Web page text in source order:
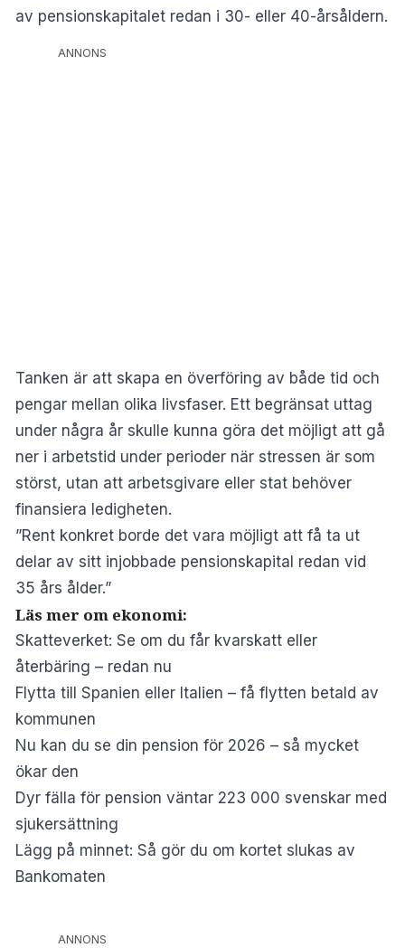
av pensionskapitalet redan i 30- eller 40-årsåldern.
ANNONS
Tanken är att skapa en överföring av både tid och
pengar mellan olika livsfaser. Ett begränsat uttag
under några år skulle kunna göra det möjligt att gå
ner i arbetstid under perioder när stressen är som
störst, utan att arbetsgivare eller stat behöver
finansiera ledigheten.
”Rent konkret borde det vara möjligt att få ta ut
delar av sitt injobbade pensionskapital redan vid
35 års ålder.”
Läs mer om ekonomi:
Skatteverket: Se om du får kvarskatt eller
återbäring – redan nu
Flytta till Spanien eller Italien – få flytten betald av
kommunen
Nu kan du se din pension för 2026 – så mycket
ökar den
Dyr fälla för pension väntar 223 000 svenskar med
sjukersättning
Lägg på minnet: Så gör du om kortet slukas av
Bankomaten
ANNONS